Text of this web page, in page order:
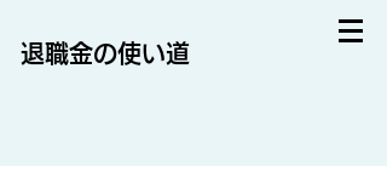
退職金の使い道